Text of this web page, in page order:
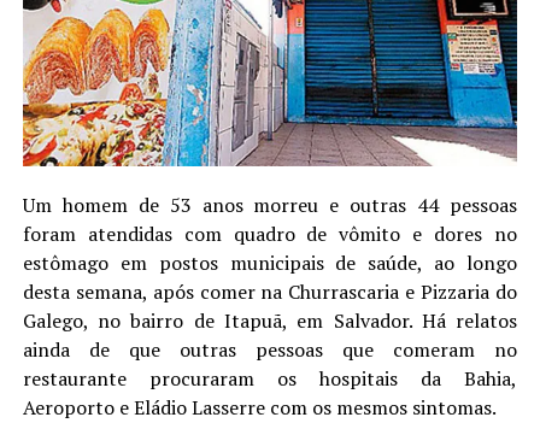
Um homem de 53 anos morreu e outras 44 pessoas
foram atendidas com quadro de vômito e dores no
estômago em postos municipais de saúde, ao longo
desta semana, após comer na Churrascaria e Pizzaria do
Galego, no bairro de Itapuã, em Salvador. Há relatos
ainda de que outras pessoas que comeram no
restaurante procuraram os hospitais da Bahia,
Aeroporto e Eládio Lasserre com os mesmos sintomas.